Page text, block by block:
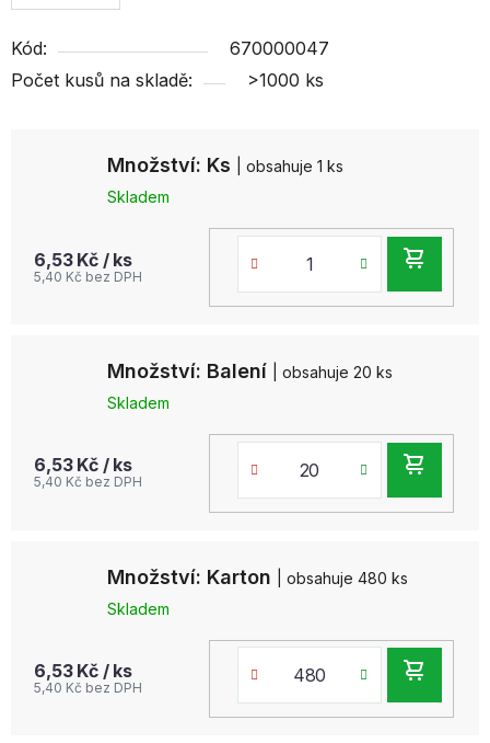
Množství: Ks
| obsahuje 1 ks
Skladem
6,53 Kč / ks
5,40 Kč bez DPH
Množství: Balení
| obsahuje 20 ks
Skladem
6,53 Kč / ks
5,40 Kč bez DPH
Množství: Karton
| obsahuje 480 ks
Skladem
6,53 Kč / ks
5,40 Kč bez DPH
Kód:
670000047
Počet kusů na skladě:
>1000 ks